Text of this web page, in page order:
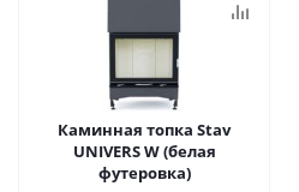
Каминная топка Stav
UNIVERS W (белая
футеровка)